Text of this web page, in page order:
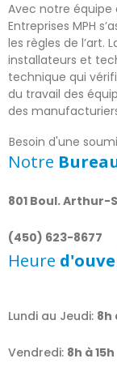
Avec notre équipe
Entreprises MPH
les règles de l’art.
installateurs et
technique qui
du travail des
des
Besoin d'une
Notre
801 Boul. Arthur-
(450) 623-8677
Heure
Lundi au Jeudi: 8h
Vendredi: 8h à 15h